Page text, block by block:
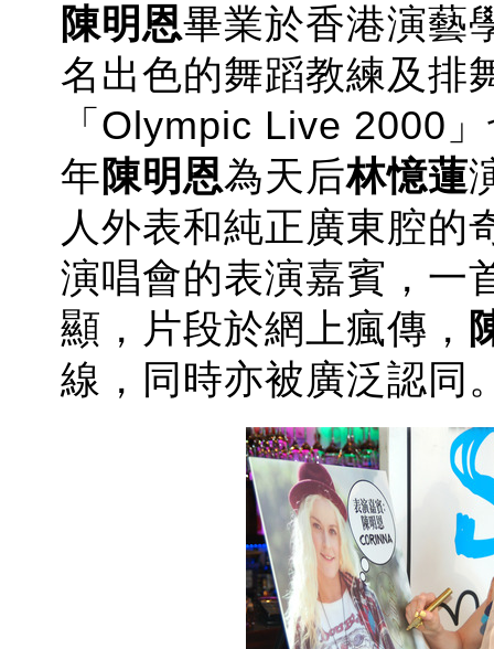
陳明恩畢業於香港演藝
名出色的舞蹈教練及排
「Olympic Live 2000
年陳明恩為天后林憶蓮
人外表和純正廣東腔的
演唱會的表演嘉賓，一
顯，片段於網上瘋傳，
線，同時亦被廣泛認同